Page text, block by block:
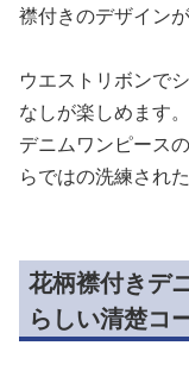
襟付きのデザイン
ウエストリボンで
なしが楽しめます。
デニムワンピース
らではの洗練され
花柄襟付きデ
らしい清楚コ